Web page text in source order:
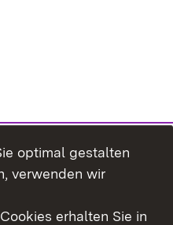
optimal gestalten
verwenden wir
erhalten Sie in